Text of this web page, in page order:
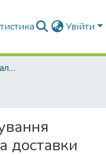
Увійти
Конференції та матеріали конференцій
доставки